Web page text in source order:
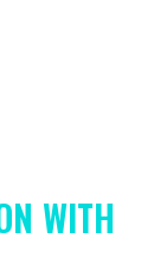
WITH